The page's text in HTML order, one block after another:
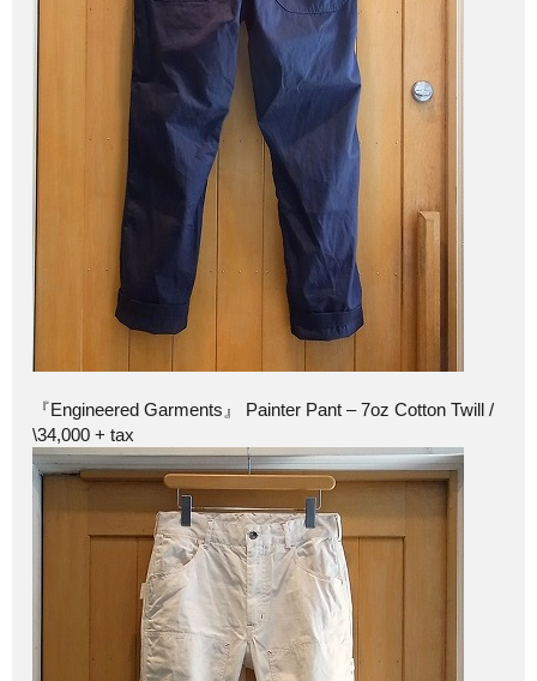
『Engineered Garments』 Painter Pant – 7oz Cotton Twill /
\34,000 + tax